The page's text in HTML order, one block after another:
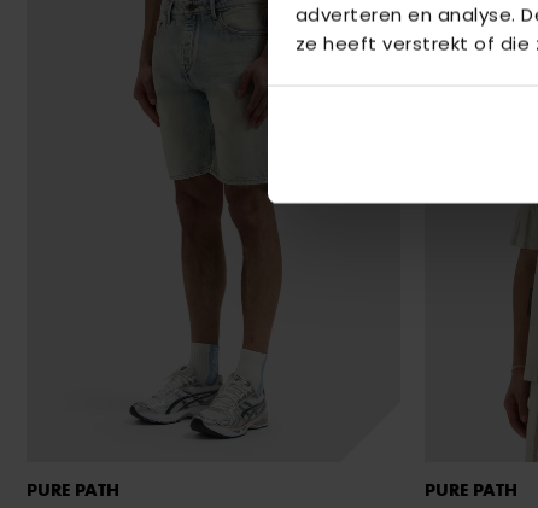
adverteren en analyse.
ze heeft verstrekt of die
PURE PATH PURE PATH